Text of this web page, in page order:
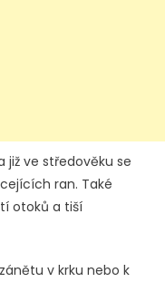
již ve středověku se
ran. Také
otoků a tiší
v krku nebo k